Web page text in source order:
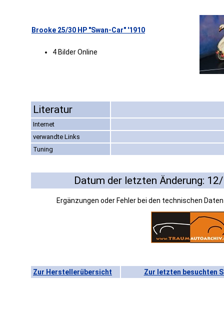
Brooke 25/30 HP "Swan-Car" '1910
4 Bilder Online
Literatur
Internet
verwandte Links
Tuning
Datum der letzten Änderung:
Ergänzungen oder Fehler bei den technischen
Zur Herstellerübersicht Zur letzten besuchten